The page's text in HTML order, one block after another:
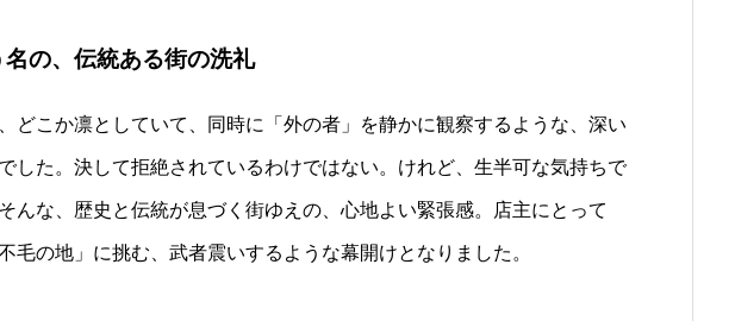
の、伝統ある街の洗礼
どこか凛としていて、同時に「外の者」を静かに観察するような、深い
した。決して拒絶されているわけではない。けれど、生半可な気持ちで
な、歴史と伝統が息づく街ゆえの、心地よい緊張感。店主にとって
毛の地」に挑む、武者震いするような幕開けとなりました。